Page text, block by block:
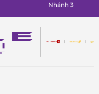
Nhánh 3